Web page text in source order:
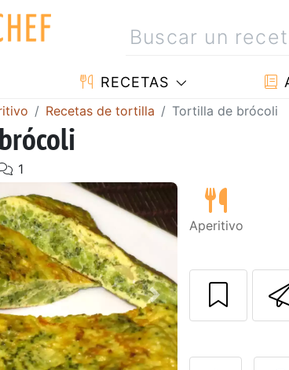
RECETAS
Recetas de tortilla Tortilla de brócoli
Siguiente
Aperitivo